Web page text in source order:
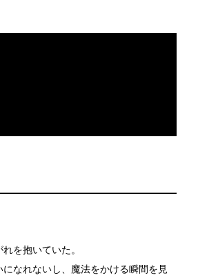
を抱いていた。
なれないし、魔法をかける瞬間を見